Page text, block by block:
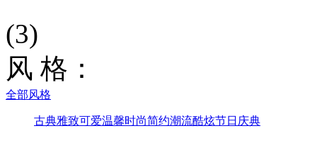
(3)
风 格：
全部风格
古典雅致可爱温馨时尚简约潮流酷炫节日庆典